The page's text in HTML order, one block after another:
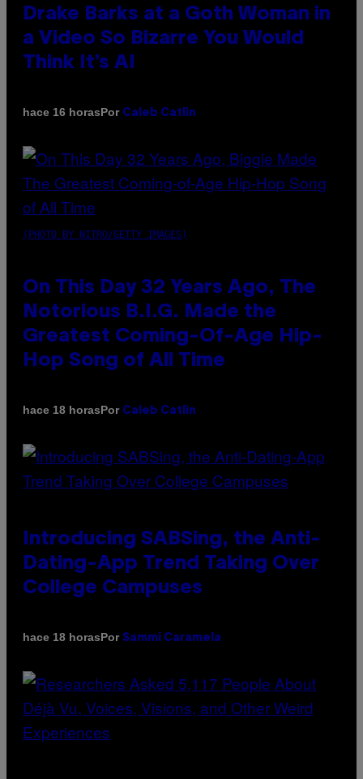
Drake Barks at a Goth Woman in
a Video So Bizarre You Would
Think It’s AI
hace 16 horasPor Caleb Catlin
(PHOTO BY NITRO/GETTY IMAGES)
On This Day 32 Years Ago, The
Notorious B.I.G. Made the
Greatest Coming-Of-Age Hip-
Hop Song of All Time
hace 18 horasPor Caleb Catlin
Introducing SABSing, the Anti-
Dating-App Trend Taking Over
College Campuses
hace 18 horasPor Sammi Caramela